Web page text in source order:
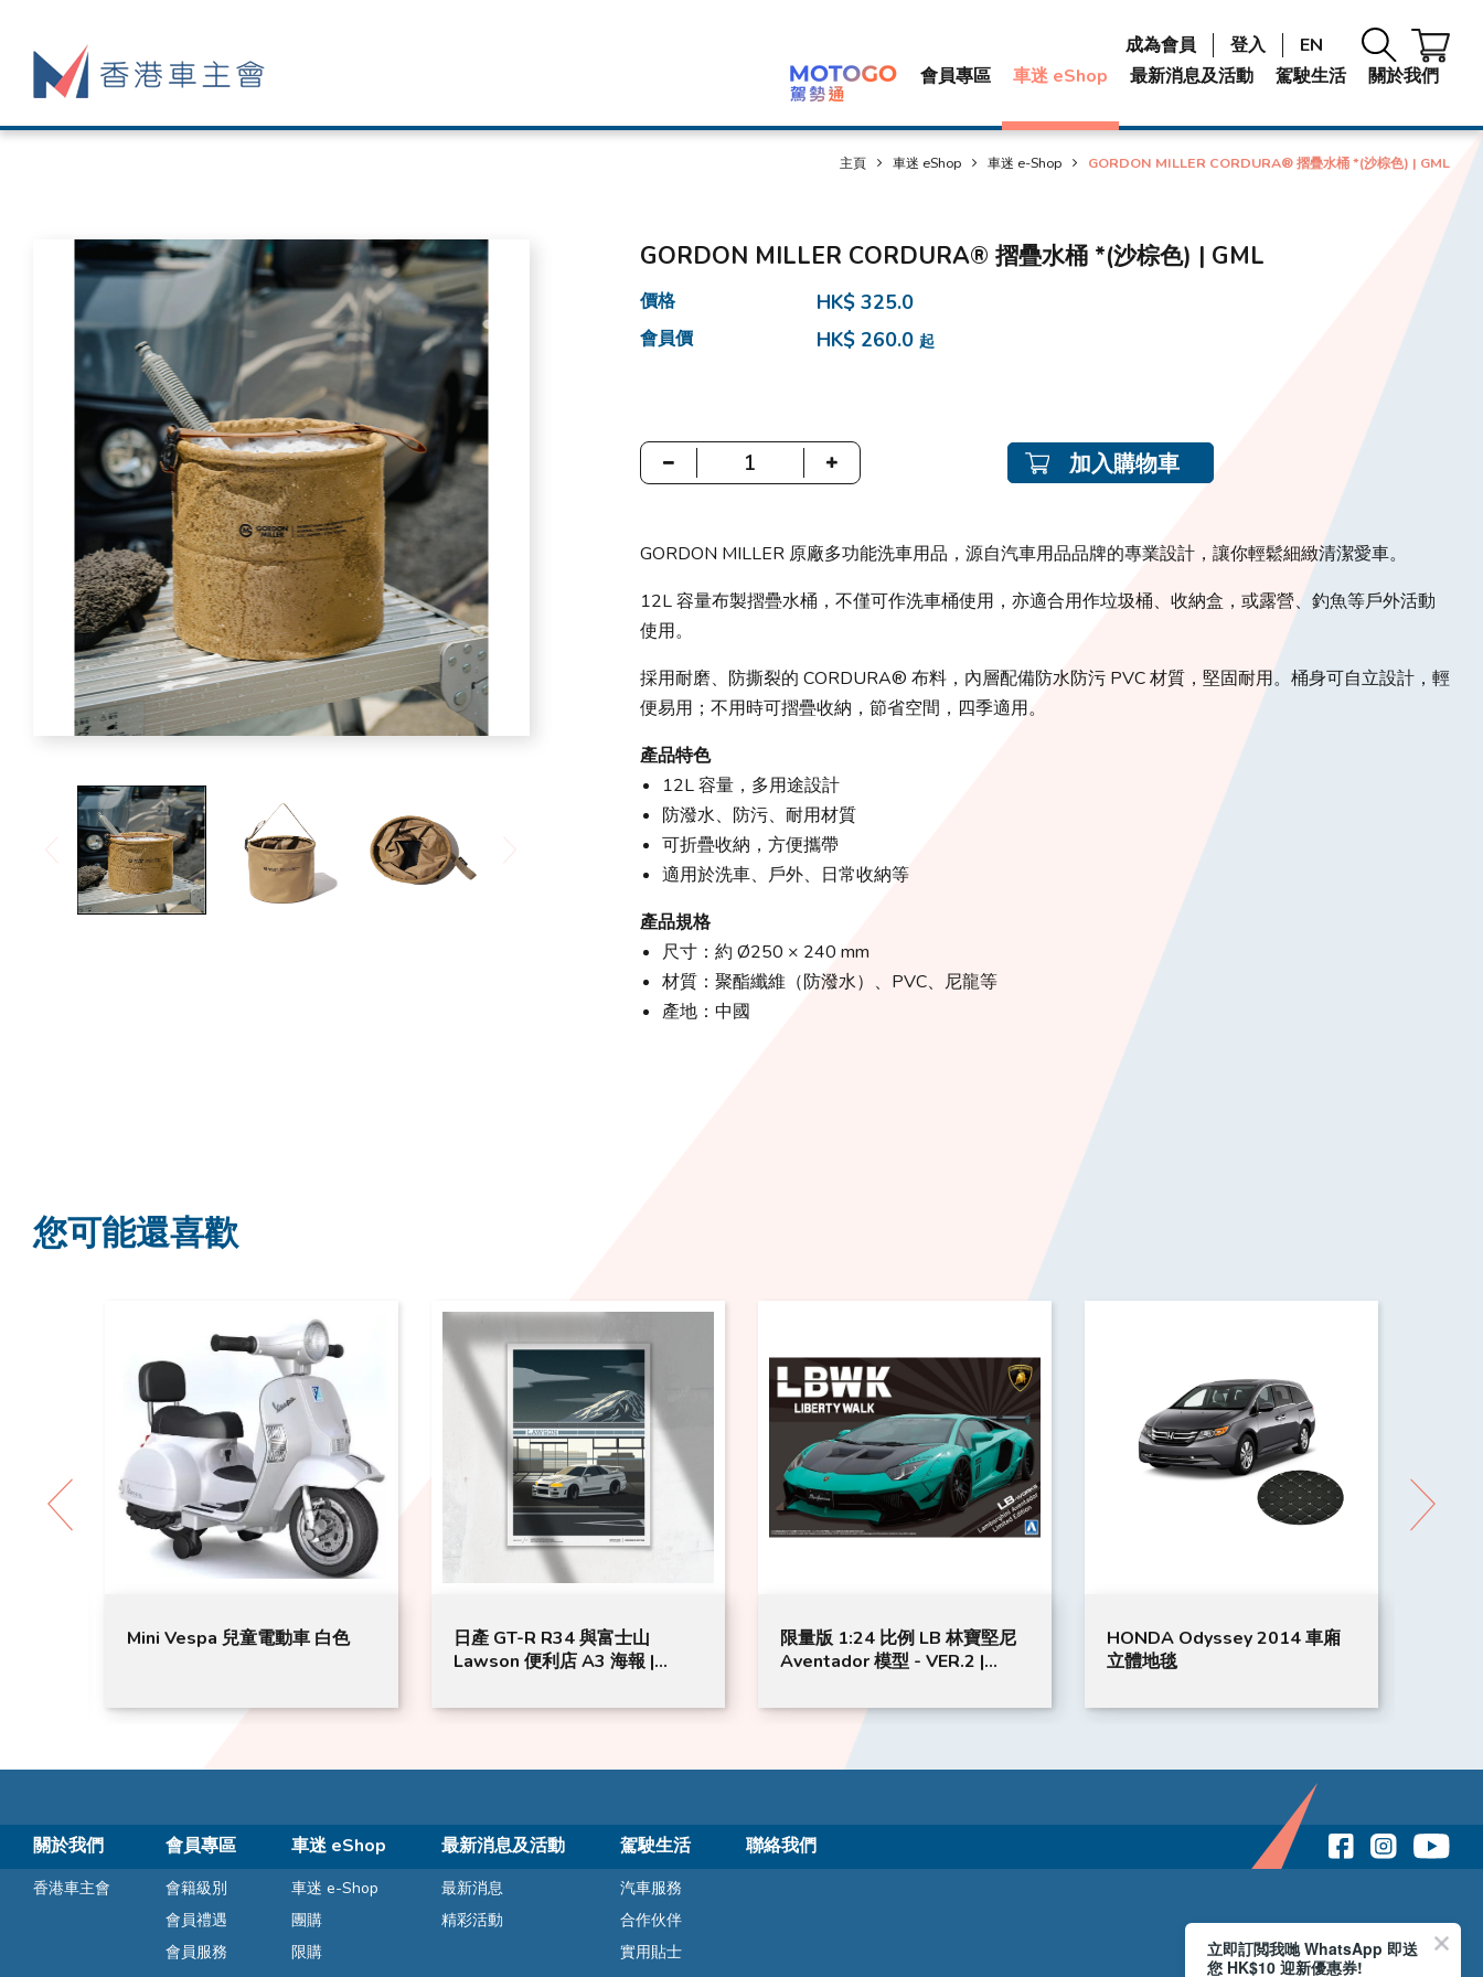
會員專區 車迷 eShop 最新消息及活動 駕駛生活 關於我們
成為會員 登入 EN
主頁 車迷 eShop 車迷 e-Shop GORDON MILLER CORDURA® 摺疊水桶 *(沙棕色) | GML
GORDON MILLER CORDURA® 摺疊水桶 *(沙棕色) | GML
價格 HK$ 325.0
會員價 HK$ 260.0 起
加入購物車
GORDON MILLER 原廠多功能洗車用品，源自汽車用品品牌的專業設計，讓你輕鬆細緻清潔愛車。
12L 容量布製摺疊水桶，不僅可作洗車桶使用，亦適合用作垃圾桶、收納盒，或露營、釣魚等戶外活動
使用。
採用耐磨、防撕裂的 CORDURA® 布料，內層配備防水防污 PVC 材質，堅固耐用。桶身可自立設計，輕
便易用；不用時可摺疊收納，節省空間，四季適用。
產品特色
12L 容量，多用途設計
防潑水、防污、耐用材質
可折疊收納，方便攜帶
適用於洗車、戶外、日常收納等
產品規格
尺寸：約 Ø250 × 240 mm
材質：聚酯纖維（防潑水）、PVC、尼龍等
產地：中國
您可能還喜歡
Mini Vespa 兒童電動車 白色
日產 GT-R R34 與富士山
Lawson 便利店 A3 海報 |
限量版 1:24 比例 LB 林寶堅尼
Aventador 模型 - VER.2 |
HONDA Odyssey 2014 車廂
立體地毯
關於我們
香港車主會
會員專區
會籍級別
會員禮遇
會員服務
車迷 eShop
車迷 e-Shop
團購
限購
最新消息及活動
最新消息
精彩活動
駕駛生活
汽車服務
合作伙伴
實用貼士
聯絡我們
立即訂閲我哋 WhatsApp 即送
您 HK$10 迎新優惠券!